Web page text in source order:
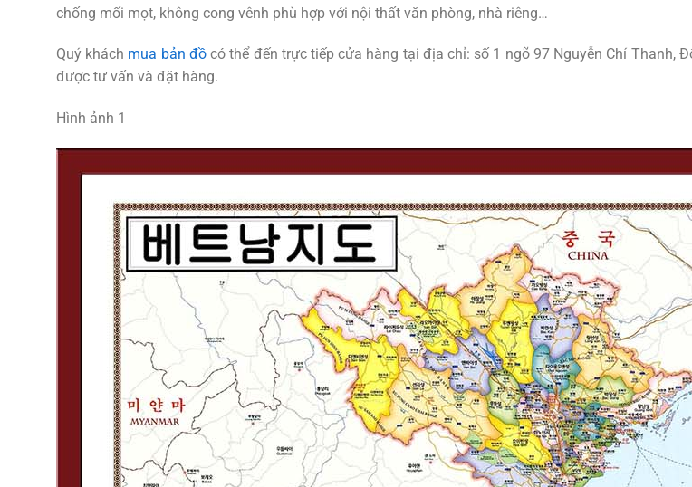
chống mối mọt, không cong vênh phù hợp với nội thất văn phòng, nhà riêng…
Quý khách mua bản đồcó thể đến trực tiếp cửa hàng tại địa chỉ: số 1 ngõ 97 Nguyễn Chí Thanh,
được tư vấn và đặt hàng.
Hình ảnh 1